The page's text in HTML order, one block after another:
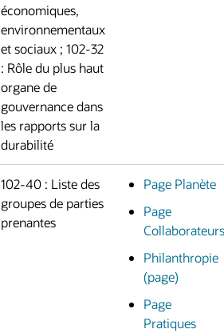
économiques,
environnementaux
et sociaux ; 102-32
: Rôle du plus haut
organe de
gouvernance dans
les rapports sur la
durabilité
102-40 : Liste des
groupes de parties
prenantes
Page Planète
Page
Collaborateurs
Philanthropie
(page)
Page
Pratiques